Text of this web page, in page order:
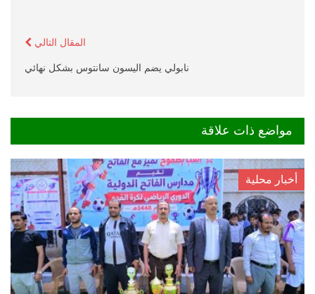
المقال التالي
نابولي يضم اليسون سانتوس بشكل نهائي
مواضع ذات علاقة
أخبار محلية